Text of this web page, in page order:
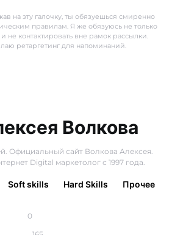
на эту галочку, ты обязуешься смиренно
правилам. Я же обязуюсь не только
не контактировать вне рамок рассылки.
ретаргетинг для напоминаний.
Волкова
Официальный сайт Волкова Алексея.
Digital маркетолог с 1997 года.
0
Soft skills Hard Skills Прочее